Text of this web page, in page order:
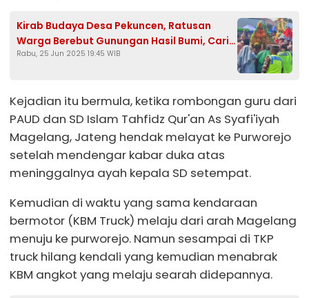
Kirab Budaya Desa Pekuncen, Ratusan
Warga Berebut Gunungan Hasil Bumi, Cari
Keberkahan
Rabu, 25 Jun 2025 19:45 WIB
Kejadian itu bermula, ketika rombongan guru dari
PAUD dan SD Islam Tahfidz Qur'an As Syafi'iyah
Magelang, Jateng hendak melayat ke Purworejo
setelah mendengar kabar duka atas
meninggalnya ayah kepala SD setempat.
Kemudian di waktu yang sama kendaraan
bermotor (KBM Truck) melaju dari arah Magelang
menuju ke purworejo. Namun sesampai di TKP
truck hilang kendali yang kemudian menabrak
KBM angkot yang melaju searah didepannya.